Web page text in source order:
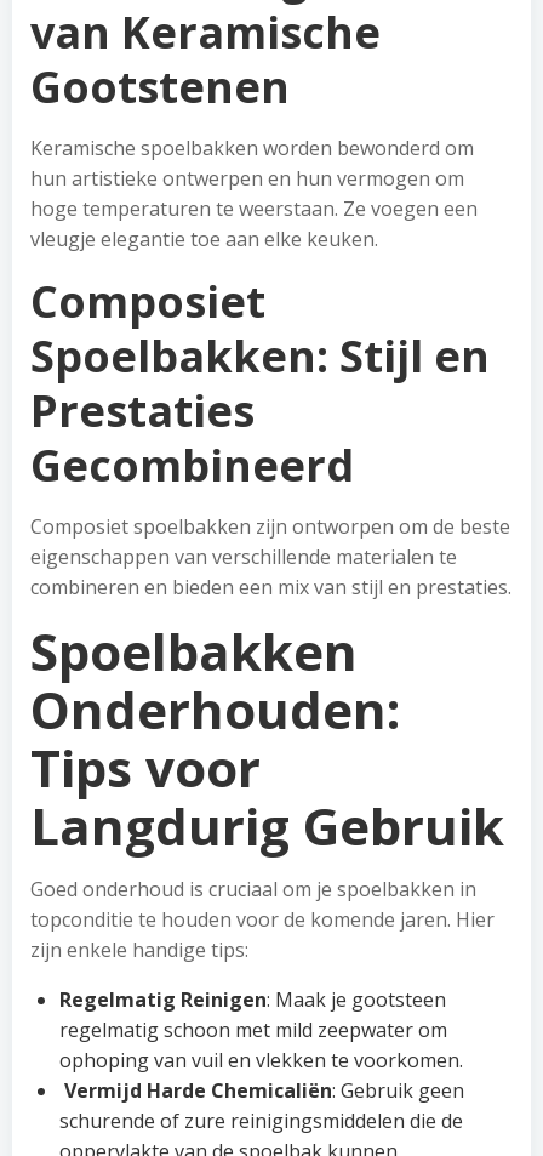
van Keramische
Gootstenen
Keramische spoelbakken worden bewonderd om
hun artistieke ontwerpen en hun vermogen om
hoge temperaturen te weerstaan. Ze voegen een
vleugje elegantie toe aan elke keuken.
Composiet
Spoelbakken: Stijl en
Prestaties
Gecombineerd
Composiet spoelbakken zijn ontworpen om de beste
eigenschappen van verschillende materialen te
combineren en bieden een mix van stijl en prestaties.
Spoelbakken
Onderhouden:
Tips voor
Langdurig Gebruik
Goed onderhoud is cruciaal om je spoelbakken in
topconditie te houden voor de komende jaren. Hier
zijn enkele handige tips:
Regelmatig Reinigen: Maak je gootsteen
regelmatig schoon met mild zeepwater om
ophoping van vuil en vlekken te voorkomen.
Vermijd Harde Chemicaliën: Gebruik geen
schurende of zure reinigingsmiddelen die de